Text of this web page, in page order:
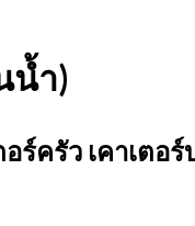
น้ำ)
ครัว เคาเตอ